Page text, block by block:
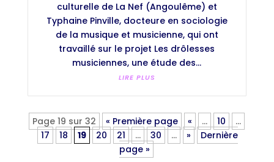
culturelle de La Nef (Angoulême) et
Typhaine Pinville, docteure en sociologie
de la musique et musicienne, qui ont
travaillé sur le projet Les drôlesses
musiciennes, une étude des...
LIRE PLUS
Page 19 sur 32 « Première page « … 10
…
17
18 19 20 21 … 30 … »
Dernière
page »